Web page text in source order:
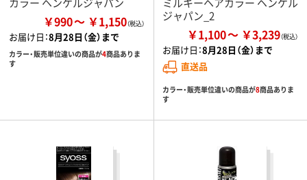
￥990 ￥1,150
お届け日：8月28日（金）まで
カラー・販売単位違いの商品が4商品ありま
す
ジャパン_2
￥1,100 ￥3,239
お届け日：8月28日（金）まで
直送品
カラー・販売単位違いの商品が8商品ありま
す